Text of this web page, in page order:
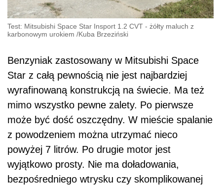
Test: Mitsubishi Space Star Insport 1.2 CVT - żółty maluch z
karbonowym urokiem /Kuba Brzeziński
Benzyniak zastosowany w Mitsubishi Space
Star z całą pewnością nie jest najbardziej
wyrafinowaną konstrukcją na świecie. Ma też
mimo wszystko pewne zalety. Po pierwsze
może być dość oszczędny. W mieście spalanie
z powodzeniem można utrzymać nieco
powyżej 7 litrów. Po drugie motor jest
wyjątkowo prosty. Nie ma doładowania,
bezpośredniego wtrysku czy skomplikowanej